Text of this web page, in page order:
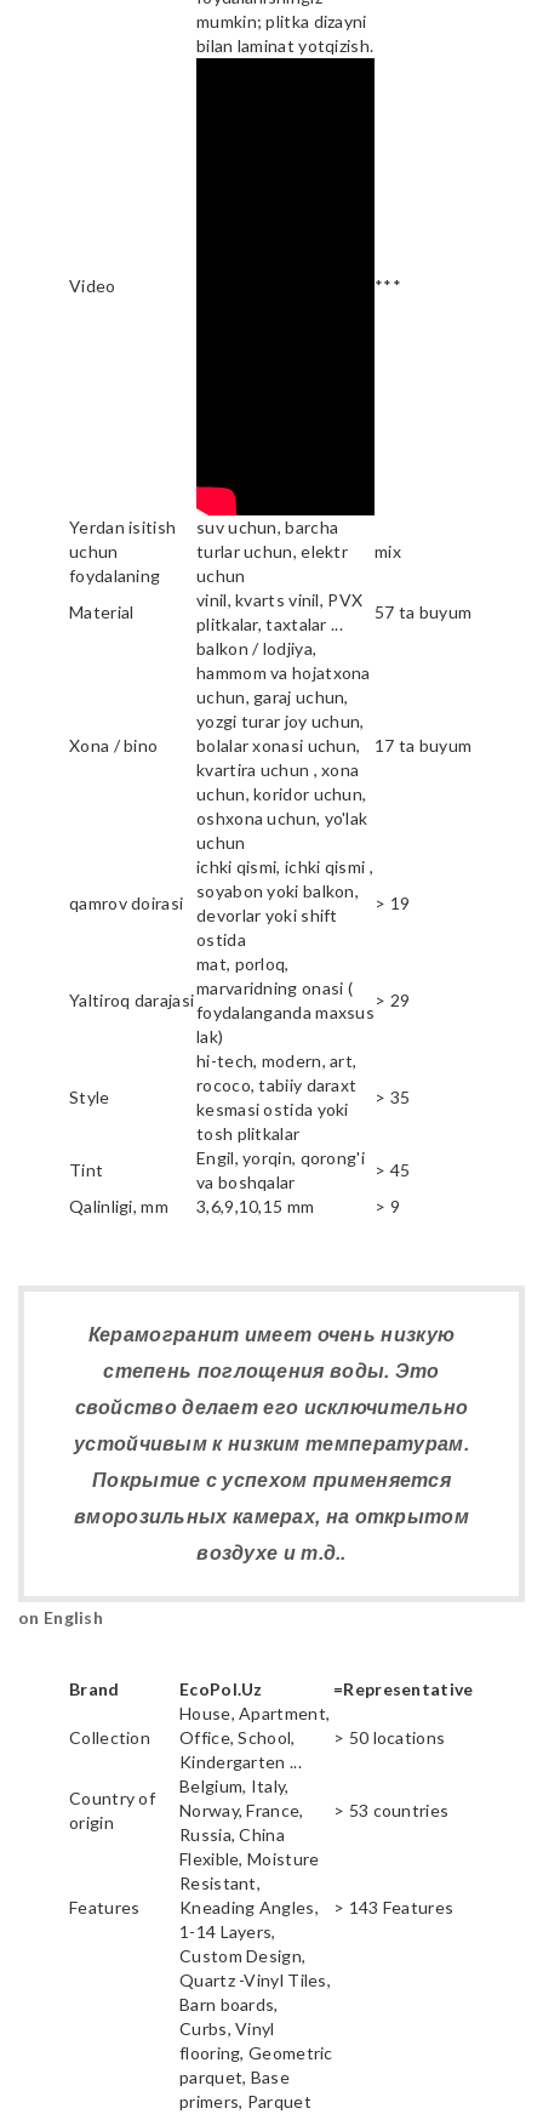
mumkin; plitka dizayni
bilan laminat yotqizish.
Video ***
Yerdan isitish
uchun
foydalaning
suv uchun, barcha
turlar uchun, elektr
uchun
mix
Material
vinil, kvarts vinil, PVX
plitkalar, taxtalar ...
57 ta buyum
Xona / bino
balkon / lodjiya,
hammom va hojatxona
uchun, garaj uchun,
yozgi turar joy uchun,
bolalar xonasi uchun,
kvartira uchun , xona
uchun, koridor uchun,
oshxona uchun, yo'lak
uchun
17 ta buyum
qamrov doirasi
ichki qismi, ichki qismi ,
soyabon yoki balkon,
devorlar yoki shift
ostida
> 19
Yaltiroq darajasi
mat, porloq,
marvaridning onasi (
foydalanganda maxsus
lak)
> 29
Style
hi-tech, modern, art,
rococo, tabiiy daraxt
kesmasi ostida yoki
tosh plitkalar
> 35
Tint
Engil, yorqin, qorong'i
va boshqalar
> 45
Qalinligi, mm
3,6,9,10,15 mm > 9
Керамогранит имеет очень низкую
степень поглощения воды. Это
свойство делает его исключительно
устойчивым к низким температурам.
Покрытие с успехом применяется
вморозильных камерах, на открытом
воздухе и т.д..
on English
Brand EcoPol.Uz =Representative
Collection
House, Apartment,
Office, School,
Kindergarten ...
> 50 locations
Country of
origin
Belgium, Italy,
Norway, France,
Russia, China
> 53 countries
Features
Flexible, Moisture
Resistant,
Kneading Angles,
1-14 Layers,
Custom Design,
> 143 Features
Quartz -Vinyl Tiles,
Barn boards,
Curbs, Vinyl
flooring, Geometric
parquet, Base
primers, Parquet